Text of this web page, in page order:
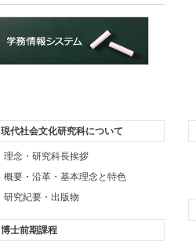
現代社会文化研究科について
理念・研究科長挨拶
概要・沿革・基本理念と特色
研究紀要・出版物
博士前期課程